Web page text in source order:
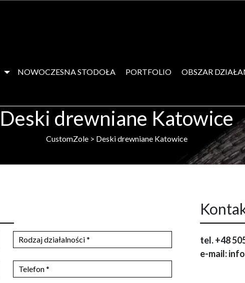
NOWOCZESNA STODOŁA PORTFOLIO OBSZAR
Deski drewniane Katowice
CustomZole> Deski drewniane Katowice
tel.+48
e-mail: